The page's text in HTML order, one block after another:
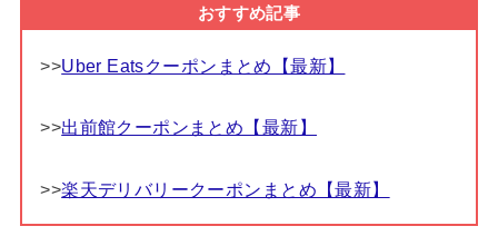
おすすめ記事
>>Uber Eatsクーポンまとめ【最新】
>>出前館クーポンまとめ【最新】
>>楽天デリバリークーポンまとめ【最新】